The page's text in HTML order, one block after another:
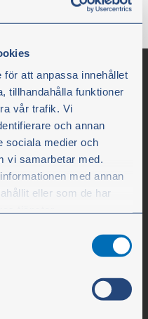
för att anpassa innehållet
tillhandahålla funktioner
vår trafik. Vi
och annan
sociala medier och
vi samarbetar med.
med annan
eller som de har
För att återkalla ditt
ikonen” längst ned till